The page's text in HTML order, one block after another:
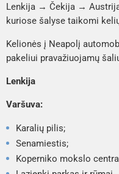
Lenkija → Čekija →
kuriose šalyse taikomi
Kelionės į Neapolį
pakeliui pravažiuojamų
Lenkija
Varšuva:
Karalių pilis;
Senamiestis;
Koperniko mokslo